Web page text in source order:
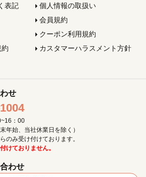
表記
個人情報の取扱い
会員規約
クーポン利用規約
カスタマーハラスメント方針
せ
：00
年始、当社休業日を除く）
のみ受け付けております。
けておりません。
わせ